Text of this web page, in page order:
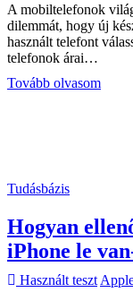
A mobiltelefonok
dilemmát, hogy új
használt telefont
telefonok árai…
Tovább olvasom
mikor
Tudásbázis
Hogyan
iPhone le
Használt teszt